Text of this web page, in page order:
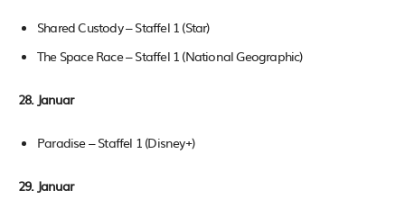
Shared Custody – Staffel 1 (Star)
The Space Race – Staffel 1 (National Geographic)
28. Januar
Paradise – Staffel 1 (Disney+)
29. Januar